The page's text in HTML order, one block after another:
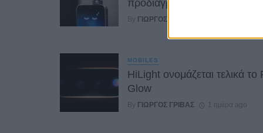
προδιαγραφών του Robot
By ΓΙΏΡΓΟΣ ΓΡΊΒΑΣ
MOBILES
HiLight ονομάζεται τελικά το
Glow
By ΓΙΏΡΓΟΣ ΓΡΊΒΑΣ 1 ημέρα ago